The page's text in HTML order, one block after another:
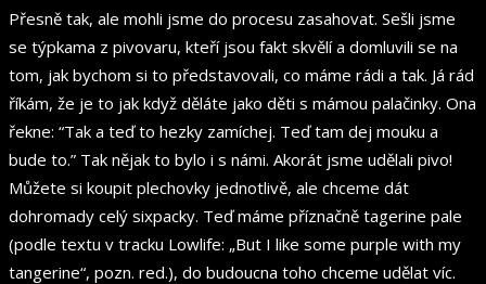
Přesně tak, ale mohli jsme do procesu zasahovat. Sešli jsme
se týpkama z pivovaru, kteří jsou fakt skvělí a domluvili se na
tom, jak bychom si to představovali, co máme rádi a tak. Já rád
říkám, že je to jak když děláte jako děti s mámou palačinky. Ona
řekne: “Tak a teď to hezky zamíchej. Teď tam dej mouku a
bude to.” Tak nějak to bylo i s námi. Akorát jsme udělali pivo!
Můžete si koupit plechovky jednotlivě, ale chceme dát
dohromady celý sixpacky. Teď máme příznačně tagerine pale
(podle textu v tracku Lowlife: „But I like some purple with my
tangerine“, pozn. red.), do budoucna toho chceme udělat víc.